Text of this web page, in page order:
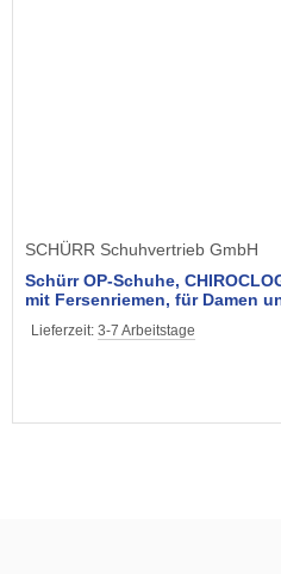
SCHÜRR Schuhvertrieb GmbH
Schürr OP-Schuhe,
mit Fersenriemen, für Damen
Lieferzeit: 3-7 Arbeitstage